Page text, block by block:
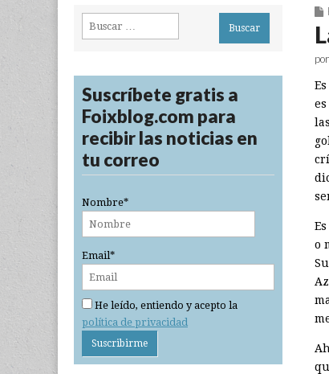
por
o
Buscar:
Suscríbete gratis a
Foixblog.com para
recibir las noticias en
tu correo
Nombre*
Email*
He leído, entiendo y acepto la
política de privacidad